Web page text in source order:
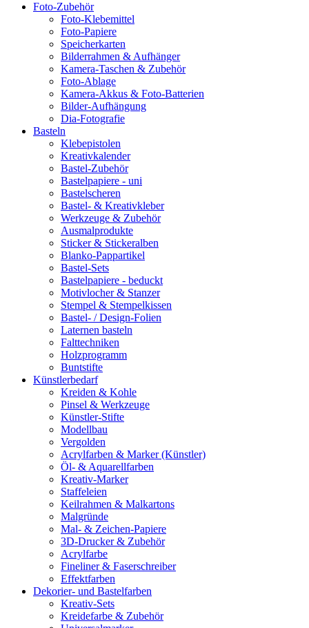
Foto-Zubehör
Foto-Klebemittel
Foto-Papiere
Speicherkarten
Bilderrahmen & Aufhänger
Kamera-Taschen & Zubehör
Foto-Ablage
Kamera-Akkus & Foto-Batterien
Bilder-Aufhängung
Dia-Fotografie
Basteln
Klebepistolen
Kreativkalender
Bastel-Zubehör
Bastelpapiere - uni
Bastelscheren
Bastel- & Kreativkleber
Werkzeuge & Zubehör
Ausmalprodukte
Sticker & Stickeralben
Blanko-Pappartikel
Bastel-Sets
Bastelpapiere - beduckt
Motivlocher & Stanzer
Stempel & Stempelkissen
Bastel- / Design-Folien
Laternen basteln
Falttechniken
Holzprogramm
Buntstifte
Künstlerbedarf
Kreiden & Kohle
Pinsel & Werkzeuge
Künstler-Stifte
Modellbau
Vergolden
Acrylfarben & Marker (Künstler)
Öl- & Aquarellfarben
Kreativ-Marker
Staffeleien
Keilrahmen & Malkartons
Malgründe
Mal- & Zeichen-Papiere
3D-Drucker & Zubehör
Acrylfarbe
Fineliner & Faserschreiber
Effektfarben
Dekorier- und Bastelfarben
Kreativ-Sets
Kreidefarbe & Zubehör